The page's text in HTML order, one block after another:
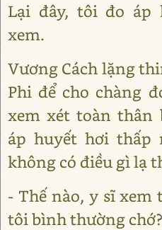
Lại đây, tôi đo áp
xem.
Vương Cách lặng
Phi để cho chàng
xem xét toàn thân
áp huyết hơi thấp
không có điều gì lạ
- Thế nào, y sĩ
tôi bình thường chớ?